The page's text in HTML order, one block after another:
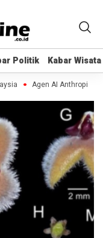
Politik Kabar Wisata
Politik Kabar Wisata
Agen AI Anthropic dan